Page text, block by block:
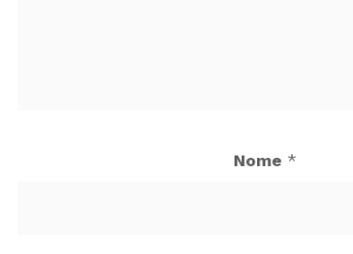
Nome *